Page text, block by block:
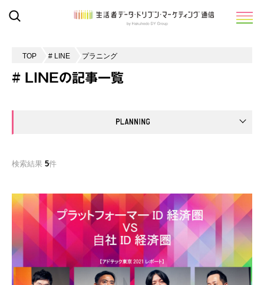
TOP # LINE プラニング
# LINEの記事一覧
検索結果 5件